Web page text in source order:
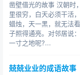
凿壁借光的故事 汉朝时
里很穷，白天必须干活
蜡烛，天一黑，就无法
子照得通亮。对邻居说
一寸之地呢?...
兢兢业业的成语故事